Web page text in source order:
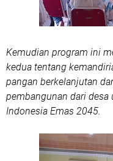
Kemudian program ini
kedua tentang
pangan berkelanjutan
pembangunan dari
Indonesia Emas 2045.